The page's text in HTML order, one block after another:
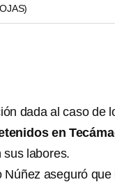
dada al caso de
en
sus labores.
aseguró que